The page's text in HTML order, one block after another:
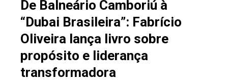
De Balneário Camboriú à
“Dubai Brasileira”: Fabrício
Oliveira lança livro sobre
propósito e liderança
transformadora